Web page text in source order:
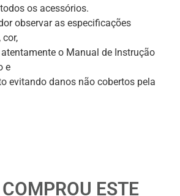
os acessórios.
observar as especificações
o Manual de Instrução
e
evitando danos não cobertos pela
ESTE